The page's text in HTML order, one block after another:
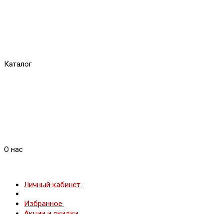
Каталог
О нас
Личный кабинет
Избранное